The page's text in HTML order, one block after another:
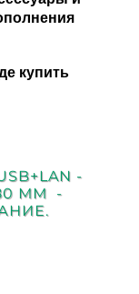
купить
-
ММ -